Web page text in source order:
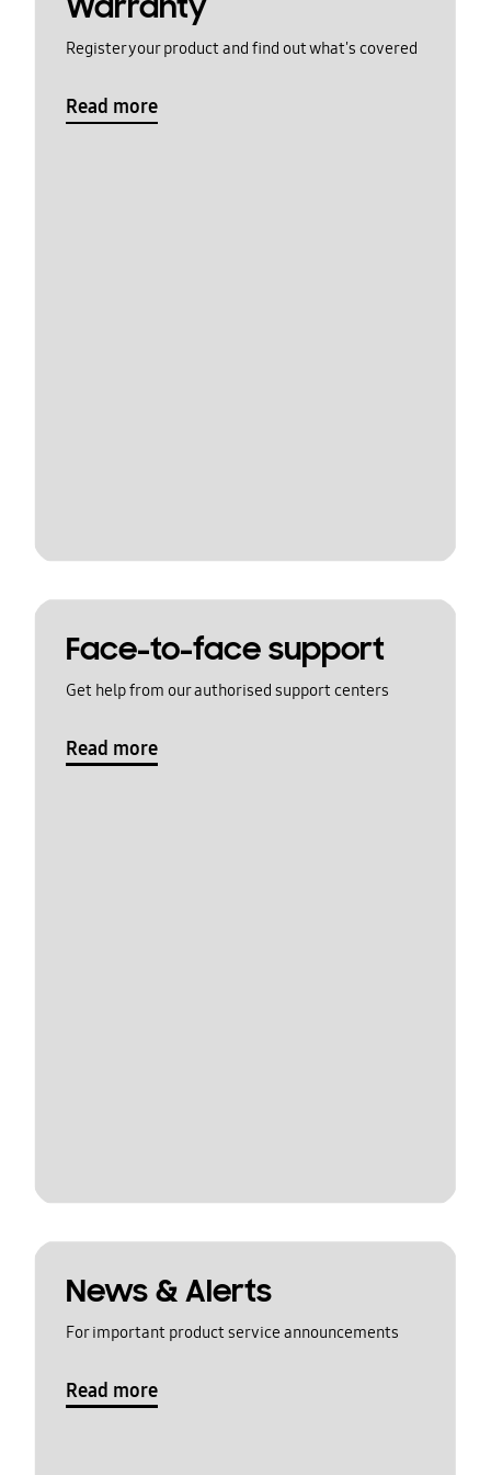
Register your product and find out what's covered
Read more
Face-to-face support
Get help from our authorised support centers
Read more
News & Alerts
For important product service announcements
Read more